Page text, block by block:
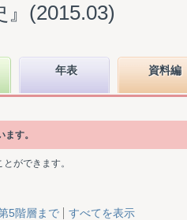
(2015.03)
年表 資料編
す。
ができます。
5階層まで すべてを表示